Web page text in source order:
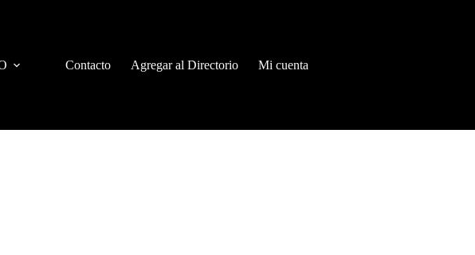
Contacto Agregar al Directorio Mi cuenta